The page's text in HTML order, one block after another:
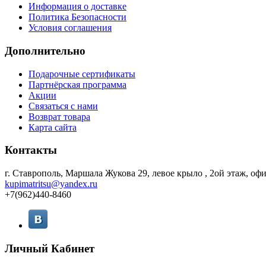
Информация о доставке
Политика Безопасности
Условия соглашения
Дополнительно
Подарочные сертификаты
Партнёрская программа
Акции
Связаться с нами
Возврат товара
Карта сайта
Контакты
г. Ставрополь, Маршала Жукова 29, левое крыло , 2ой этаж,
kupimatritsu@yandex.ru
+7(962)440-8460
Личный Кабинет